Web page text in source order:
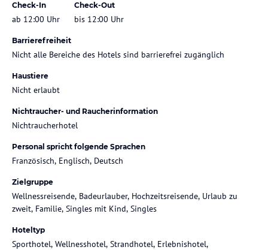
Check-In
ab 12:00 Uhr
Check-Out
bis 12:00 Uhr
Barrierefreiheit
Nicht alle Bereiche des Hotels sind barrierefrei zugänglich
Haustiere
Nicht erlaubt
Nichtraucher- und Raucherinformation
Nichtraucherhotel
Personal spricht folgende Sprachen
Französisch, Englisch, Deutsch
Zielgruppe
Wellnessreisende, Badeurlauber, Hochzeitsreisende, Urlaub zu
zweit, Familie, Singles mit Kind, Singles
Hoteltyp
Sporthotel, Wellnesshotel, Strandhotel, Erlebnishotel,